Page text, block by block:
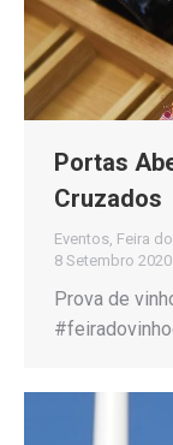
Portas
Cruzados
Eventos Feira
8 Setembro 2020
Prova de